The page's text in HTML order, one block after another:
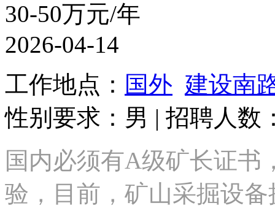
30-50万元/年
2026-04-14
工作地点： 国外 建设南
性别要求：男 | 招聘人数
国内必须有A级矿长证书
验，目前，矿山采掘设